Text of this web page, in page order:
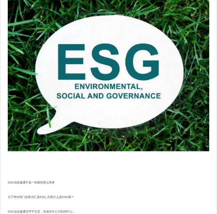
ESG信息披露不是一纸报告那么简单
当下绝对热门的新词汇是ESG_到底什么是ESG呢？
ESG信息披露宜早不宜迟，变成本中心为利润中心...